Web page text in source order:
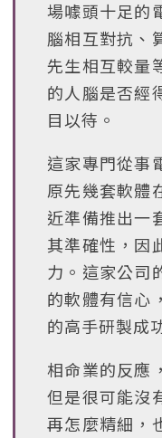
場噱頭十足的
腦相互對抗、
先生相互較量
的人腦是否經
目以待。
這家專門從事
原先幾套軟體
近準備推出一
其準確性，因
力。這家公司
的軟體有信心
的高手研製成
相命業的反應
但是很可能沒
再怎麼精細，